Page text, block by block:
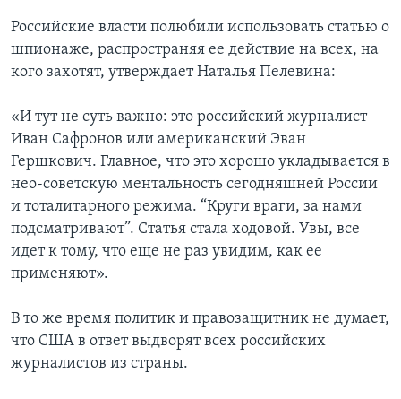
Российские власти полюбили использовать статью о
шпионаже, распространяя ее действие на всех, на
кого захотят, утверждает Наталья Пелевина:
«И тут не суть важно: это российский журналист
Иван Сафронов или американский Эван
Гершкович. Главное, что это хорошо укладывается в
нео-советскую ментальность сегодняшней России
и тоталитарного режима. “Круги враги, за нами
подсматривают”. Статья стала ходовой. Увы, все
идет к тому, что еще не раз увидим, как ее
применяют».
В то же время политик и правозащитник не думает,
что США в ответ выдворят всех российских
журналистов из страны.